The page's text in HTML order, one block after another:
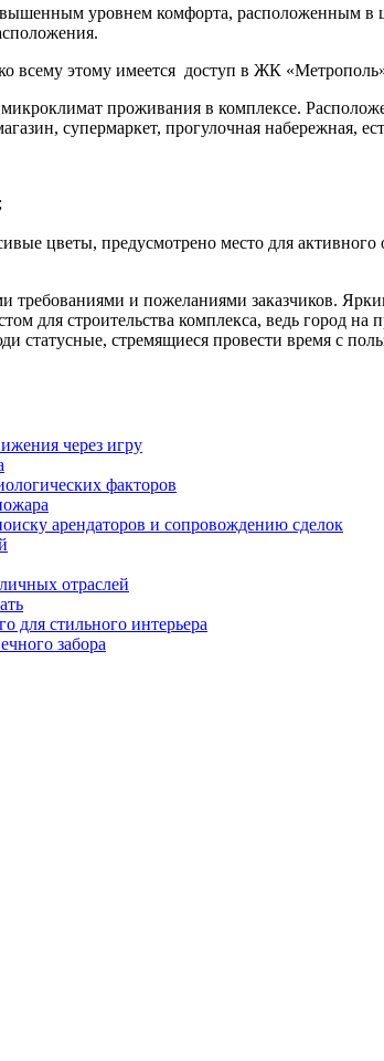
уровнем комфорта, расположенным в
всему этому имеется доступ в ЖК
проживания в комплексе.
супермаркет, прогулочная набережная,
цветы, предусмотрено место для
требованиями и пожеланиями заказчиков.
строительства комплекса, ведь город на
статусные, стремящиеся провести время с
через игру
факторов
арендаторов и сопровождению сделок
отраслей
для стильного интерьера
забора